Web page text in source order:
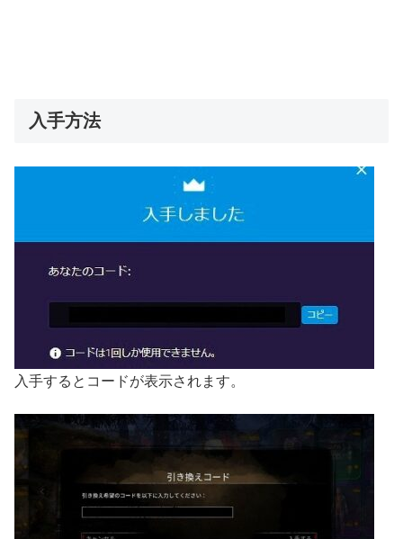
入手方法
入手するとコードが表示されます。